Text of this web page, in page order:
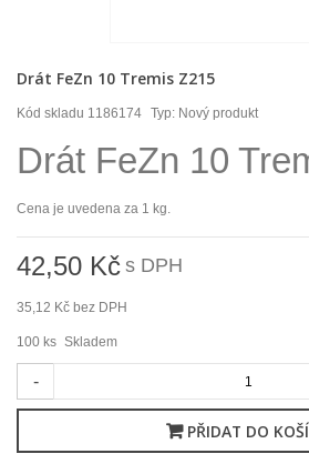
Drát FeZn 10 Tremis Z215
Kód skladu 1186174 Typ: Nový produkt
Drát FeZn 10
Cena je uvedena za 1 kg.
42,50 Kč s DPH
35,12 Kč bez DPH
100 ks Skladem
-
PŘIDAT DO